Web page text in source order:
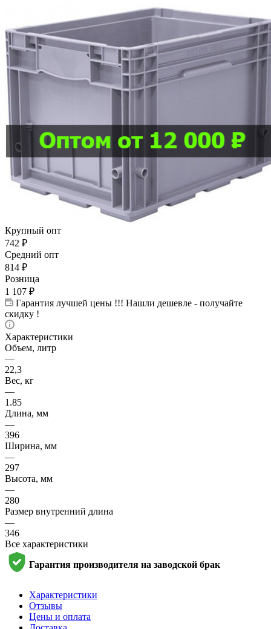
Крупный опт
742 ₽
Средний опт
814 ₽
Розница
1 107 ₽
Гарантия лучшей цены !!! Нашли дешевле - получайте
скидку !
Характеристики
Объем, литр
—
22,3
Вес, кг
—
1.85
Длина, мм
—
396
Ширина, мм
—
297
Высота, мм
—
280
Размер внутренний длина
—
346
Все характеристики
Гарантия производителя на заводской брак
Характеристики
Отзывы
Цены и оплата